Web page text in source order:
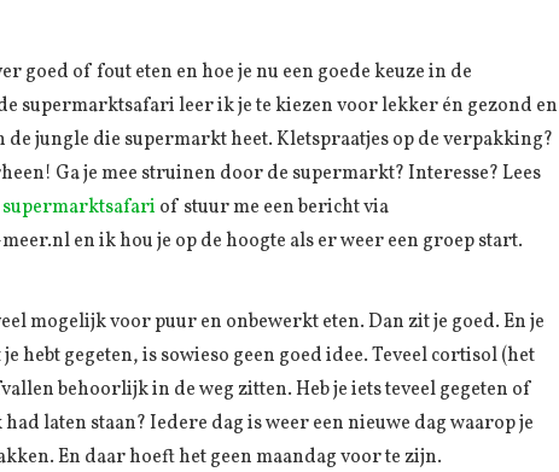
goed of fout eten en hoe je nu een goede keuze in de
supermarktsafari leer ik je te kiezen voor lekker én gezond en
jungle die supermarkt heet. Kletspraatjes op de verpakking?
Ga je mee struinen door de supermarkt? Interesse? Lees
supermarktsafari of stuur me een bericht via
en ik hou je op de hoogte als er weer een groep start.
mogelijk voor puur en onbewerkt eten. Dan zit je goed. En je
hebt gegeten, is sowieso geen goed idee. Teveel cortisol (het
behoorlijk in de weg zitten. Heb je iets teveel gegeten of
laten staan? Iedere dag is weer een nieuwe dag waarop je
En daar hoeft het geen maandag voor te zijn.